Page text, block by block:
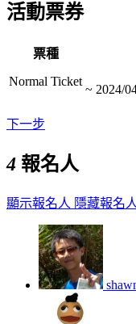
活動票券
票種
Normal Ticket
~ 2024/
下一步
4 報名人
顯示報名人 隱藏報名人